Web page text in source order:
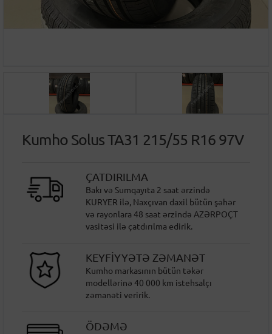
Kumho Solus TA31 215/55 R16 97V
ÇATDIRILMA
Bakı və Sumqayıta 2 saat ərzində
KURYER ilə, Naxçıvan daxil bütün şəhər
və rayonlara 48 saat ərzində AZƏRPOÇT
vasitəsi ilə çatdırılma edirik.
KEYFİYYƏTƏ ZƏMANƏT
Kumho markasının bütün təkər
modellərinə 40 000 km istehsalçı
zəmanəti veririk.
ÖDƏMƏ